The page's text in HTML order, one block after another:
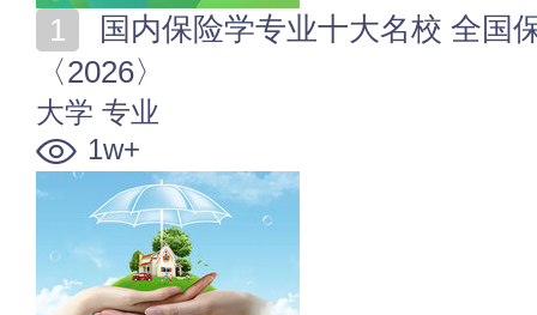
〈2026〉
大学 专业
1w+